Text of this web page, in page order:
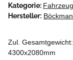
Kategorie:
Hersteller:
Zul.
4300x2080mm